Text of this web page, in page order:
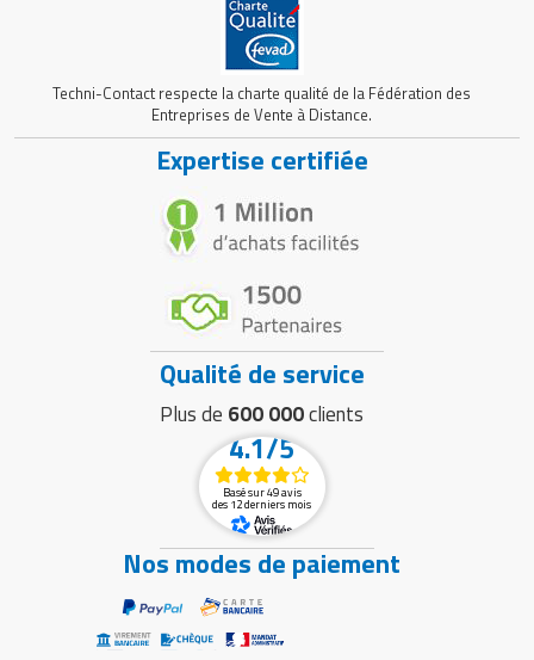
Techni-Contact respecte la charte qualité de la Fédération des
Entreprises de Vente à Distance.
Expertise certifiée
Qualité de service
Plus de 600 000clients
4.1/5
Basé sur 49 avis
des 12 derniers mois
Nos modes de paiement